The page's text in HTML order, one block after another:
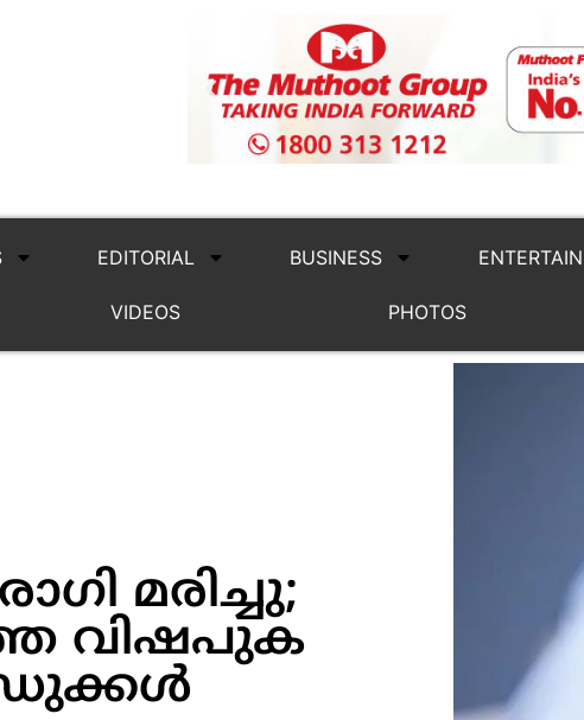
EDITORIAL BUSINESS
VIDEOS PHOTOS
മരിച്ചു;
വിഷപുക